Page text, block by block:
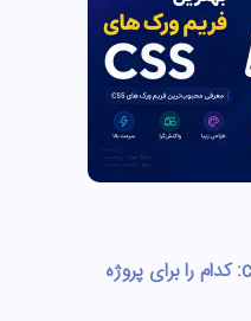
بهترین فریم ورک های css: کدام را برای پروژه